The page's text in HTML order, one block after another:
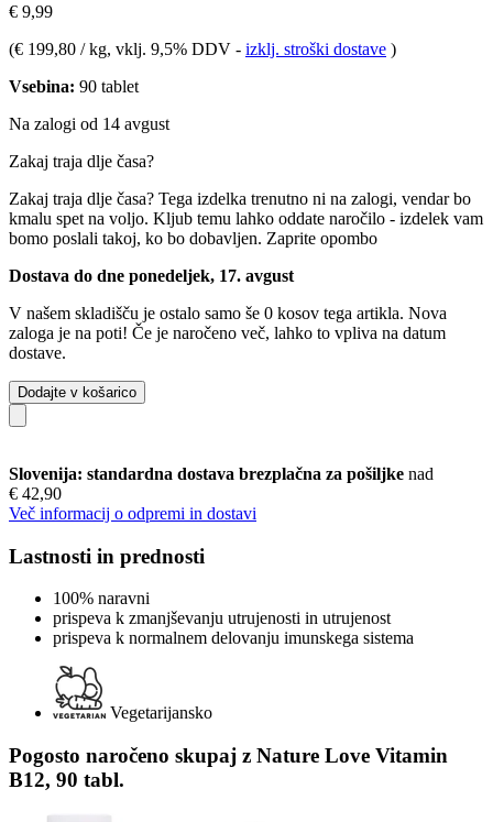
€ 9,99
(€ 199,80 / kg, vklj. 9,5% DDV - izklj. stroški dostave )
Vsebina: 90 tablet
Na zalogi od 14 avgust
Zakaj traja dlje časa?
Zakaj traja dlje časa? Tega izdelka trenutno ni na zalogi, vendar bo
kmalu spet na voljo. Kljub temu lahko oddate naročilo - izdelek vam
bomo poslali takoj, ko bo dobavljen. Zaprite opombo
Dostava do dne ponedeljek, 17. avgust
V našem skladišču je ostalo samo še 0 kosov tega artikla. Nova
zaloga je na poti! Če je naročeno več, lahko to vpliva na datum
dostave.
Dodajte v košarico
Slovenija: standardna dostava brezplačna za pošiljke nad
€ 42,90
Več informacij o odpremi in dostavi
Lastnosti in prednosti
100% naravni
prispeva k zmanjševanju utrujenosti in utrujenost
prispeva k normalnem delovanju imunskega sistema
Vegetarijansko
Pogosto naročeno skupaj z Nature Love Vitamin
B12, 90 tabl.